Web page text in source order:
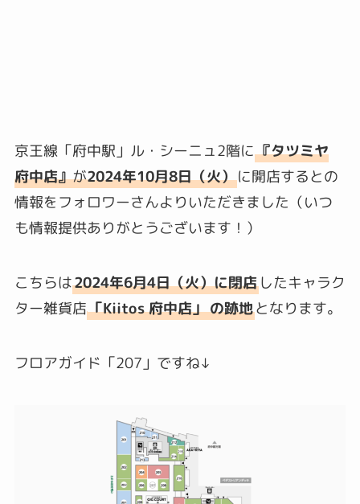
京王線「府中駅」ル・シーニュ2階に『タツミヤ
府中店』が2024年10月8日（火）に開店するとの
情報をフォロワーさんよりいただきました（いつ
も情報提供ありがとうございます！）
こちらは2024年6月4日（火）に閉店したキャラク
ター雑貨店「Kiitos 府中店」の跡地となります。
フロアガイド 「207」 ですね↓